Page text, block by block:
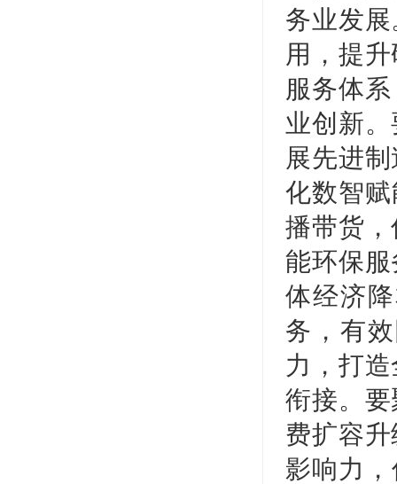
务业发
用，提
服务体
业创新
展先进
化数智
播带货
能环保
体经济
务，有
力，打
衔接。
费扩容
影响力